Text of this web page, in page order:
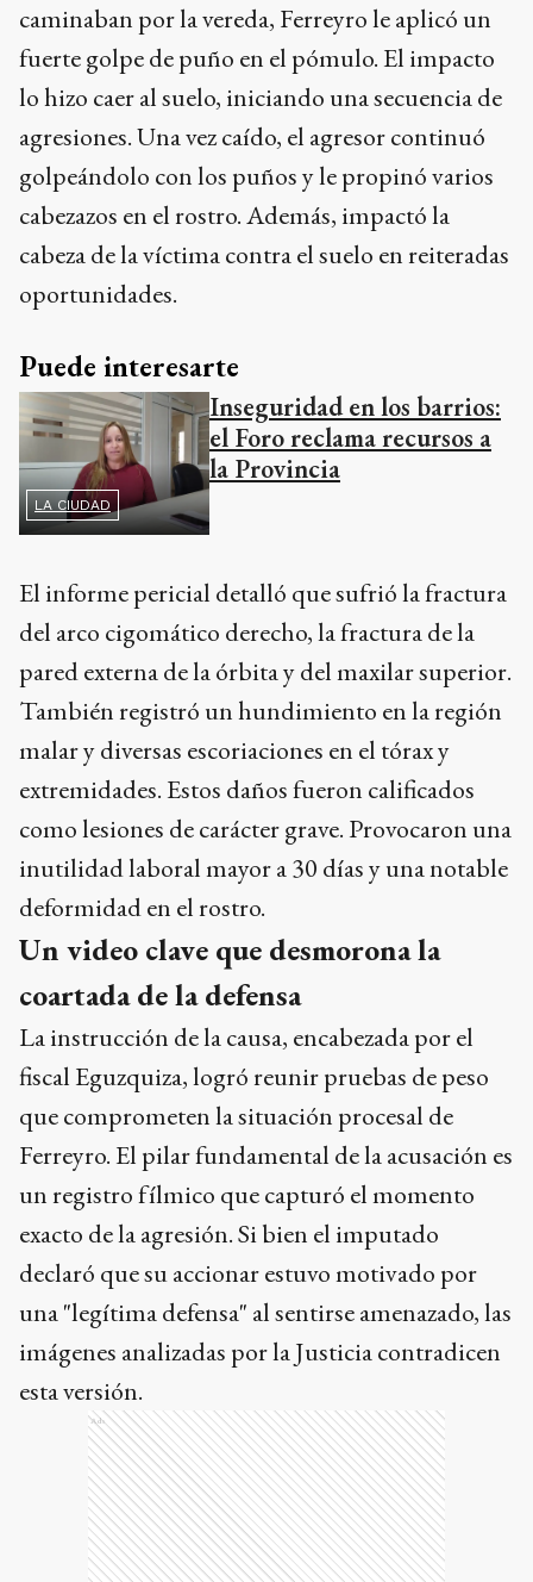
caminaban por la vereda, Ferreyro le aplicó un
fuerte golpe de puño en el pómulo. El impacto
lo hizo caer al suelo, iniciando una secuencia de
agresiones. Una vez caído, el agresor continuó
golpeándolo con los puños y le propinó varios
cabezazos en el rostro. Además, impactó la
cabeza de la víctima contra el suelo en reiteradas
oportunidades.
Puede interesarte
LA CIUDAD
Inseguridad en los barrios:
el Foro reclama recursos a
la Provincia
El informe pericial detalló que sufrió la fractura
del arco cigomático derecho, la fractura de la
pared externa de la órbita y del maxilar superior.
También registró un hundimiento en la región
malar y diversas escoriaciones en el tórax y
extremidades. Estos daños fueron calificados
como lesiones de carácter grave. Provocaron una
inutilidad laboral mayor a 30 días y una notable
deformidad en el rostro.
Un video clave que desmorona la
coartada de la defensa
La instrucción de la causa, encabezada por el
fiscal Eguzquiza, logró reunir pruebas de peso
que comprometen la situación procesal de
Ferreyro. El pilar fundamental de la acusación es
un registro fílmico que capturó el momento
exacto de la agresión. Si bien el imputado
declaró que su accionar estuvo motivado por
una "legítima defensa" al sentirse amenazado, las
imágenes analizadas por la Justicia contradicen
esta versión.
Ads